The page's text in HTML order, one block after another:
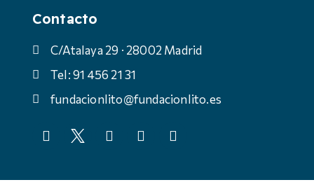
Contacto
C/Atalaya 29 · 28002 Madrid
Tel: 91 456 21 31
fundacionlito@fundacionlito.es